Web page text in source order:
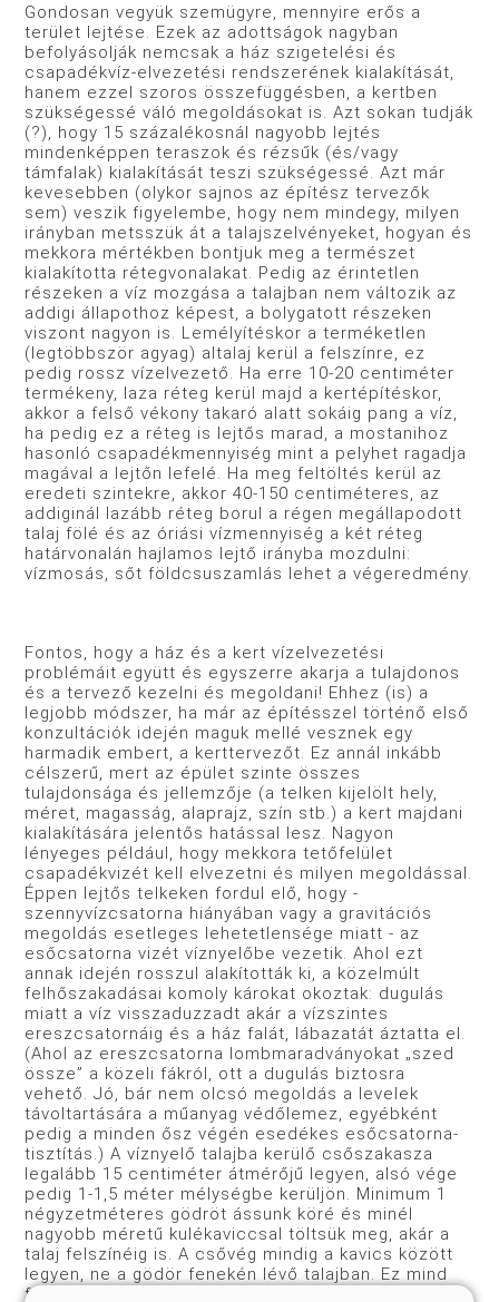
Gondosan vegyük szemügyre, mennyire erős a
terület lejtése. Ezek az adottságok nagyban
befolyásolják nemcsak a ház szigetelési és
csapadékvíz-elvezetési rendszerének kialakítását,
hanem ezzel szoros összefüggésben, a kertben
szükségessé váló megoldásokat is. Azt sokan tudják
(?), hogy 15 százalékosnál nagyobb lejtés
mindenképpen teraszok és rézsűk (és/vagy
támfalak) kialakítását teszi szükségessé. Azt már
kevesebben (olykor sajnos az építész tervezők
sem) veszik figyelembe, hogy nem mindegy, milyen
irányban metsszük át a talajszelvényeket, hogyan és
mekkora mértékben bontjuk meg a természet
kialakította rétegvonalakat. Pedig az érintetlen
részeken a víz mozgása a talajban nem változik az
addigi állapothoz képest, a bolygatott részeken
viszont nagyon is. Lemélyítéskor a terméketlen
(legtöbbször agyag) altalaj kerül a felszínre, ez
pedig rossz vízelvezető. Ha erre 10-20 centiméter
termékeny, laza réteg kerül majd a kertépítéskor,
akkor a felső vékony takaró alatt sokáig pang a víz,
ha pedig ez a réteg is lejtős marad, a mostanihoz
hasonló csapadékmennyiség mint a pelyhet ragadja
magával a lejtőn lefelé. Ha meg feltöltés kerül az
eredeti szintekre, akkor 40-150 centiméteres, az
addiginál lazább réteg borul a régen megállapodott
talaj fölé és az óriási vízmennyiség a két réteg
határvonalán hajlamos lejtő irányba mozdulni:
vízmosás, sőt földcsuszamlás lehet a végeredmény.
Fontos, hogy a ház és a kert vízelvezetési
problémáit együtt és egyszerre akarja a tulajdonos
és a tervező kezelni és megoldani! Ehhez (is) a
legjobb módszer, ha már az építésszel történő első
konzultációk idején maguk mellé vesznek egy
harmadik embert, a kerttervezőt. Ez annál inkább
célszerű, mert az épület szinte összes
tulajdonsága és jellemzője (a telken kijelölt hely,
méret, magasság, alaprajz, szín stb.) a kert majdani
kialakítására jelentős hatással lesz. Nagyon
lényeges például, hogy mekkora tetőfelület
csapadékvizét kell elvezetni és milyen megoldással.
Éppen lejtős telkeken fordul elő, hogy -
szennyvízcsatorna hiányában vagy a gravitációs
megoldás esetleges lehetetlensége miatt - az
esőcsatorna vizét víznyelőbe vezetik. Ahol ezt
annak idején rosszul alakították ki, a közelmúlt
felhőszakadásai komoly károkat okoztak: dugulás
miatt a víz visszaduzzadt akár a vízszintes
ereszcsatornáig és a ház falát, lábazatát áztatta el.
(Ahol az ereszcsatorna lombmaradványokat „szed
össze” a közeli fákról, ott a dugulás biztosra
vehető. Jó, bár nem olcsó megoldás a levelek
távoltartására a műanyag védőlemez, egyébként
pedig a minden ősz végén esedékes esőcsatorna-
tisztítás.) A víznyelő talajba kerülő csőszakasza
legalább 15 centiméter átmérőjű legyen, alsó vége
pedig 1-1,5 méter mélységbe kerüljön. Minimum 1
négyzetméteres gödröt ássunk köré és minél
nagyobb méretű kulékaviccsal töltsük meg, akár a
talaj felszínéig is. A csővég mindig a kavics között
legyen, ne a gödör fenekén lévő talajban. Ez mind
feltétele annak, hogy az akár percek alatt lezúduló,